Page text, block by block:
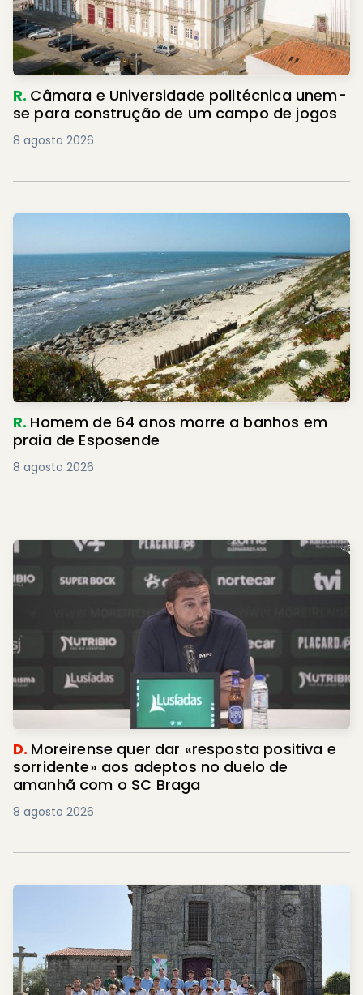
R. Câmara e Universidade politécnica unem-
se para construção de um campo de jogos
8 agosto 2026
R. Homem de 64 anos morre a banhos em
praia de Esposende
8 agosto 2026
D. Moreirense quer dar «resposta positiva e
sorridente» aos adeptos no duelo de
amanhã com o SC Braga
8 agosto 2026